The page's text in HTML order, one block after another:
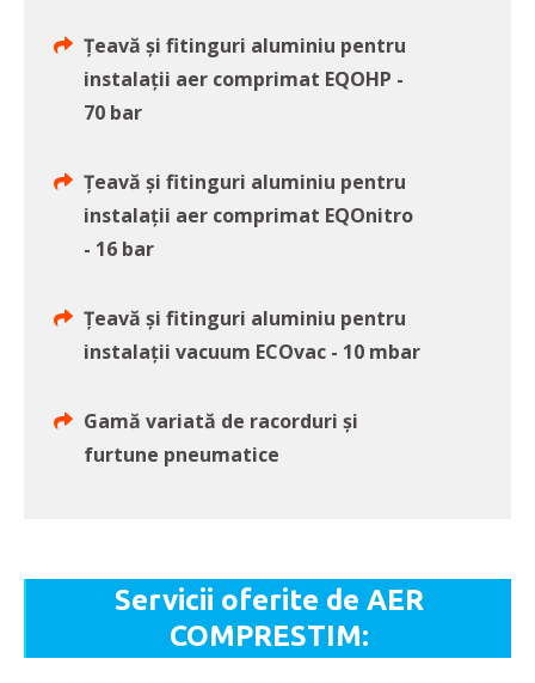
Țeavă și fitinguri aluminiu pentru
instalații aer comprimat EQOHP -
70 bar
Țeavă și fitinguri aluminiu pentru
instalații aer comprimat EQOnitro
- 16 bar
Țeavă și fitinguri aluminiu pentru
instalații vacuum ECOvac - 10 mbar
Gamă variată de racorduri și
furtune pneumatice
Servicii oferite de AER
COMPRESTIM: